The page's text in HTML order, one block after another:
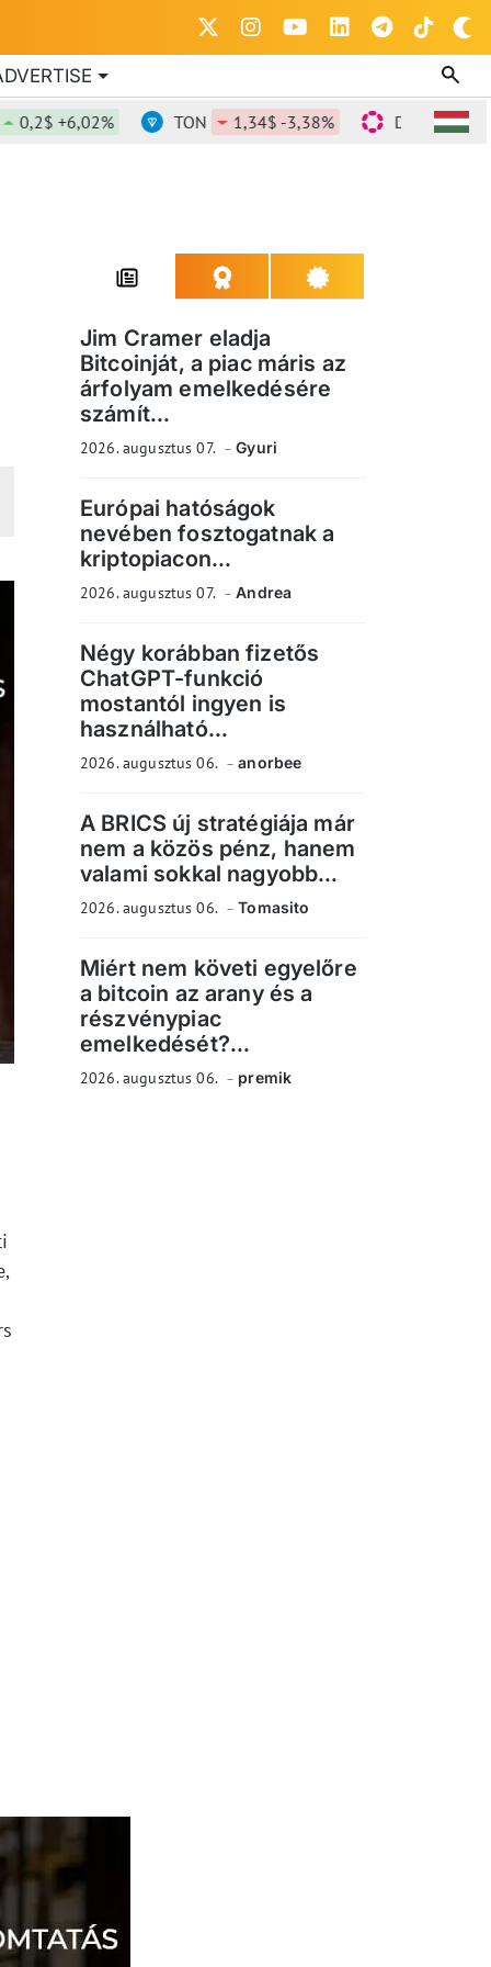
TON 1,34$ -3,38% DOT 0,815$ -
Jim Cramer eladja
Bitcoinját, a piac máris az
árfolyam emelkedésére
számít...
2026. augusztus 07. Gyuri
Európai hatóságok
nevében fosztogatnak a
kriptopiacon...
2026. augusztus 07. Andrea
Négy korábban fizetős
ChatGPT-funkció
mostantól ingyen is
használható...
2026. augusztus 06. anorbee
A BRICS új stratégiája már
nem a közös pénz, hanem
valami sokkal nagyobb...
2026. augusztus 06. Tomasito
Miért nem követi egyelőre
a bitcoin az arany és a
részvénypiac
emelkedését?...
2026. augusztus 06. premik